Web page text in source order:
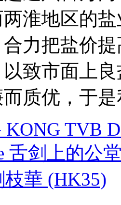
两淮地区的
力把盐价
致市面上
质优，于
KONG TVB
舌剑上的公
枝華 (HK35)